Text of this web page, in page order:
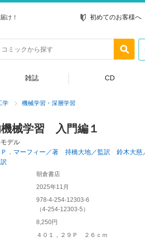
け！ 初めてのお客様へ
雑誌 CD
学 機械学習・深層学習
械学習 入門編１
デル
Ｐ．マーフィー／著 持橋大地／監訳 鈴木大
朝倉書店
2025年11月
978-4-254-12303-6
（4-254-12303-5 ）
8,250円
４０１，２９Ｐ ２６ｃｍ